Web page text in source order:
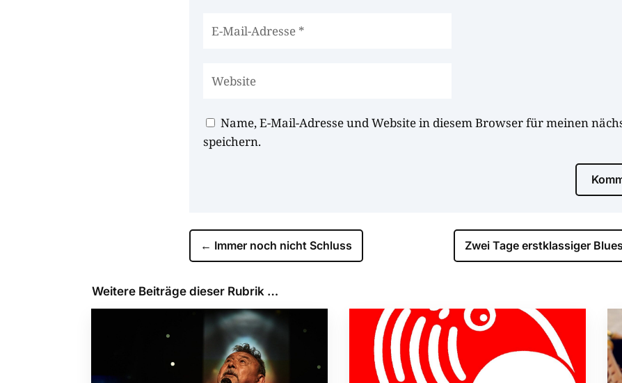
Name, E-Mail-Adresse und Website in diesem Browser für meinen
speichern.
← Immer noch nicht Schluss Zwei Tage erstklassiger
Weitere Beiträge dieser Rubrik …